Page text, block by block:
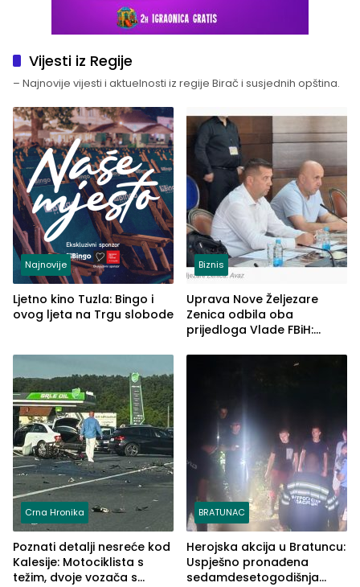
Vijesti iz Regije
– Najnovije vijesti i aktuelnosti iz regije Birač i susjednih opština.
Najnovije
Ljetno kino Tuzla: Bingo i
ovog ljeta na Trgu slobode
Biznis
Uprava Nove Željezare
Zenica odbila oba
prijedloga Vlade FBiH:
rješenje
Crna Hronika
Poznati detalji nesreće kod
Kalesije: Motociklista s
težim, dvoje vozača s
BRATUNAC
Herojska akcija u Bratuncu:
Uspješno pronađena
sedamdesetogodišnja